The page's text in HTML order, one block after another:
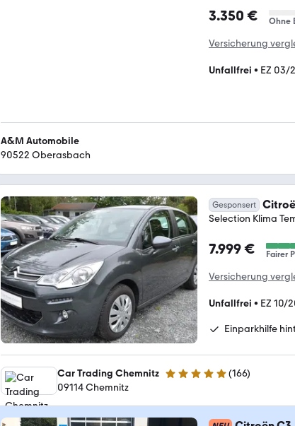
3.350 € Ohne
Versicherung
Unfallfrei • EZ 03/
A&M Automobile
90522 Oberasbach
Gesponsert
Selection Klima
7.999 € Fairer
Versicherung
Unfallfrei • EZ 10/
Einparkhilfe
Car Trading Chemnitz 5 Sterne (166)
09114 Chemnitz